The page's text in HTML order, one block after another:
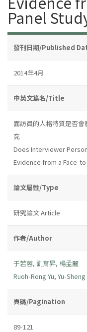
Panel
發刊日期/Published
2014年4月
中英文篇名/Title
面訪員的人格特質是否
究
Does Interviewer
Evidence from a Face-
論文屬性/Type
研究論文 Article
作者/Author
于若蓉, 劉育昇, 楊孟麗
Ruoh-Rong Yu, Yu-Sheng
頁碼/Pagination
89-121